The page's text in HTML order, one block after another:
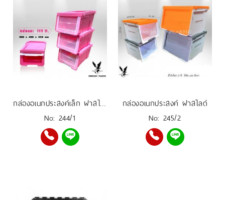
กล่องอเนกประสงค์เล็ก ฝาสไลด์
No: 244/1
กล่องอเนกประสงค์ ฝาสไลด์
No: 245/2